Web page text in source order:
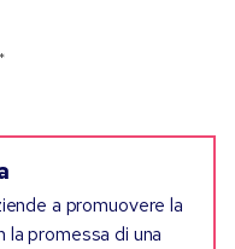
a promuovere la
promessa di una